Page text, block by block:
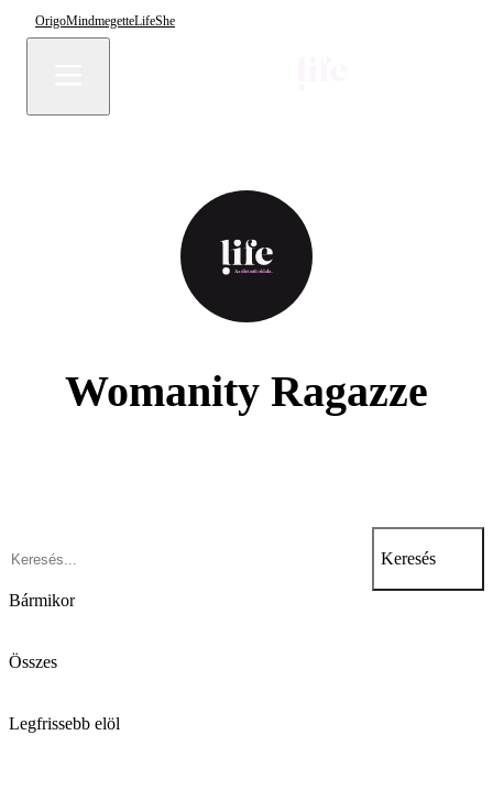
OrigoMindmegetteLifeShe
Womanity Ragazze
Keresés
Bármikor
Összes
Legfrissebb elöl